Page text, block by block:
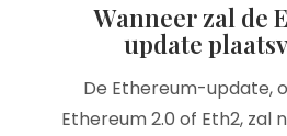
Wanneer zal de
update
De Ethereum-update,
Ethereum 2.0 of Eth2, zal